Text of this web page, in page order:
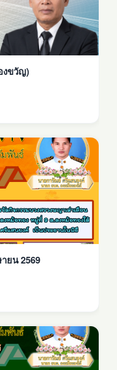
งขวัญ)
ประจำสัปดาห์ ฉบับที่ 1 เดือน เมษายน 2569